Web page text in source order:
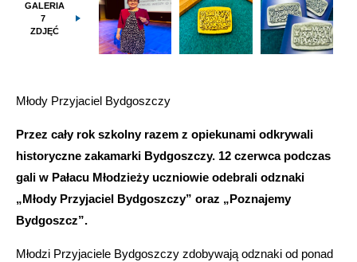
GALERIA
7
ZDJĘĆ
Młody Przyjaciel Bydgoszczy
Przez cały rok szkolny razem z opiekunami odkrywali
historyczne zakamarki Bydgoszczy. 12 czerwca podczas
gali w Pałacu Młodzieży uczniowie odebrali odznaki
„Młody Przyjaciel Bydgoszczy” oraz „Poznajemy
Bydgoszcz”.
Młodzi Przyjaciele Bydgoszczy zdobywają odznaki od ponad